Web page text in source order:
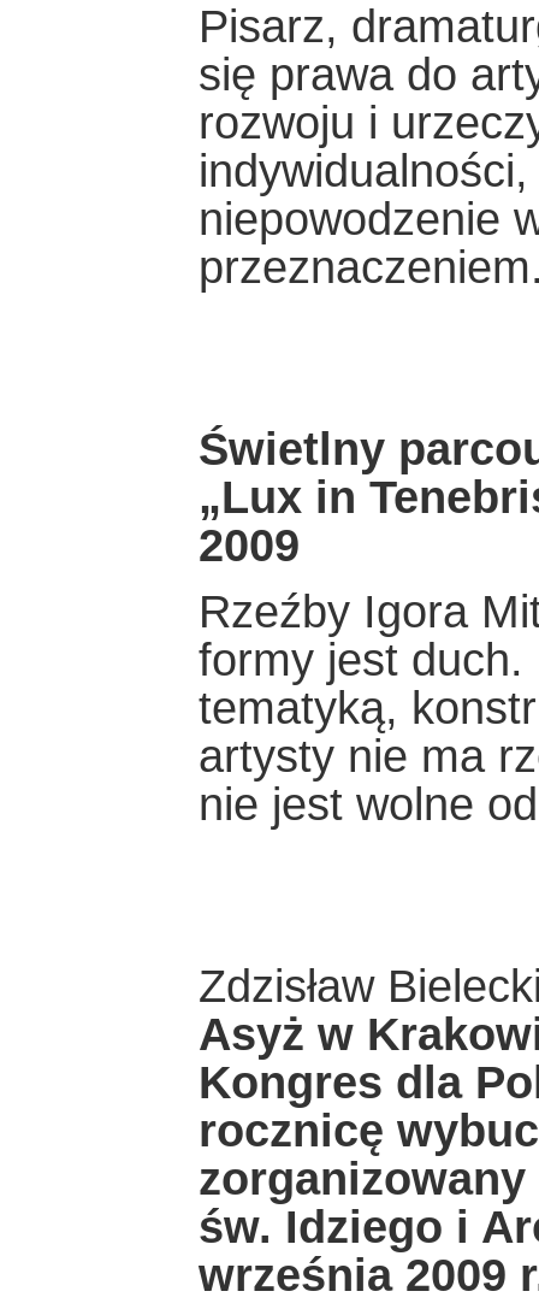
Pisarz,
się prawa do
rozwoju i
niepowodzenie
Świetlny
„Lux in
2009
Rzeźby Igora
formy jest duch.
tematyką,
artysty nie ma
nie jest wolne
Zdzisław
Asyż w
Kongres dla
rocznicę
św. Idziego i
września 2009